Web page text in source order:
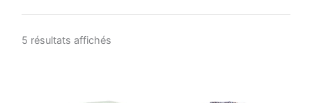
5 résultats affichés